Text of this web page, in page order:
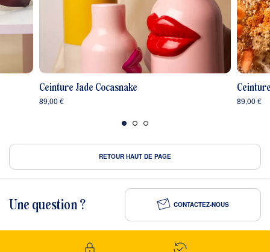
Ceinture Jade Cocasnake
89,00 € 89,00 €
RETOUR HAUT DE PAGE
Une question ? CONTACTEZ-NOUS